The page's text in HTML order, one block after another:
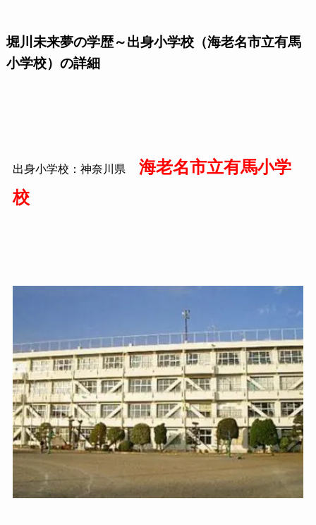
堀川未来夢の学歴～出身小学校（海老名市立有馬
小学校）の詳細
出身小学校：神奈川県
海老名市立有馬小学
校